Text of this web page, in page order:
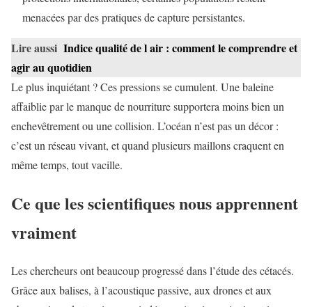
menacées par des pratiques de capture persistantes.
Lire aussi Indice qualité de l air : comment le comprendre et
agir au quotidien
Le plus inquiétant ? Ces pressions se cumulent. Une baleine
affaiblie par le manque de nourriture supportera moins bien un
enchevêtrement ou une collision. L’océan n’est pas un décor :
c’est un réseau vivant, et quand plusieurs maillons craquent en
même temps, tout vacille.
Ce que les scientifiques nous apprennent
vraiment
Les chercheurs ont beaucoup progressé dans l’étude des cétacés.
Grâce aux balises, à l’acoustique passive, aux drones et aux